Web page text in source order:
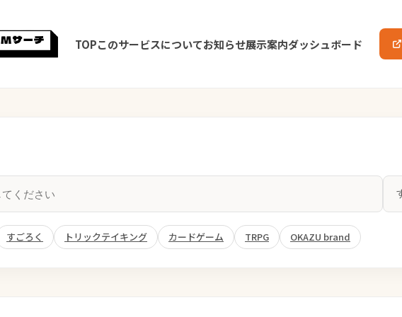
TOPこのサービスについてお知らせ展示案内ダッシュボード
すごろく トリックテイキング カードゲーム TRPG OKAZU brand